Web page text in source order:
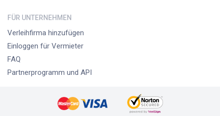
FÜR UNTERNEHMEN
Verleihfirma hinzufügen
Einloggen für Vermieter
FAQ
Partnerprogramm und API